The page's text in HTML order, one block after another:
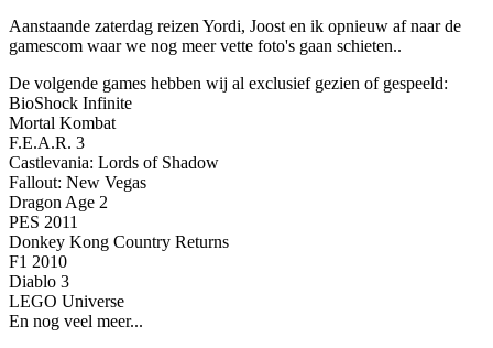
Aanstaande zaterdag reizen Yordi, Joost en ik opnieuw af naar de
gamescom waar we nog meer vette foto's gaan schieten..
De volgende games hebben wij al exclusief gezien of gespeeld:
BioShock Infinite
Mortal Kombat
F.E.A.R. 3
Castlevania: Lords of Shadow
Fallout: New Vegas
Dragon Age 2
PES 2011
Donkey Kong Country Returns
F1 2010
Diablo 3
LEGO Universe
En nog veel meer...